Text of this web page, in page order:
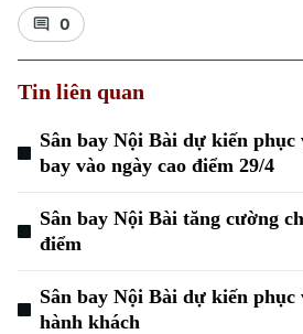
Xu hướng
0
Tin liên quan
Sân bay Nội Bài dự kiến phục
bay vào ngày cao điểm 29/4
Sân bay Nội Bài tăng cường
điểm
Sân bay Nội Bài dự kiến phục
hành khách